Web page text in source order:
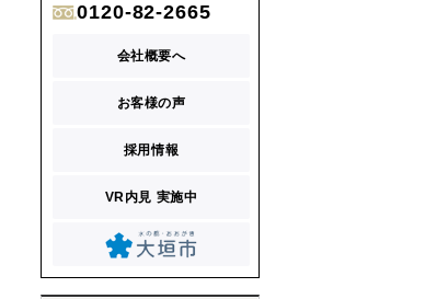
0120-82-2665
会社概要へ
お客様の声
採用情報
VR内見 実施中